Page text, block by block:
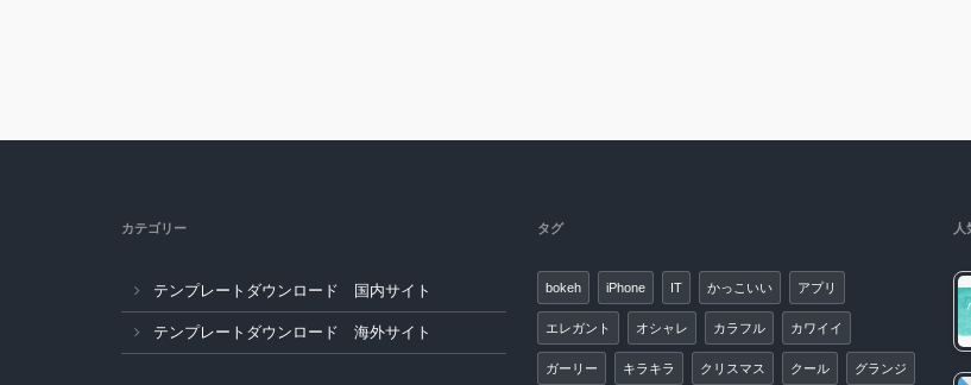
カテゴリー
テンプレートダウンロード 国内サイト
テンプレートダウンロード 海外サイト
タグ
bokeh iPhone IT かっこいい アプリ
エレガント オシャレ カラフル カワイイ
ガーリー キラキラ クリスマス クール グランジ